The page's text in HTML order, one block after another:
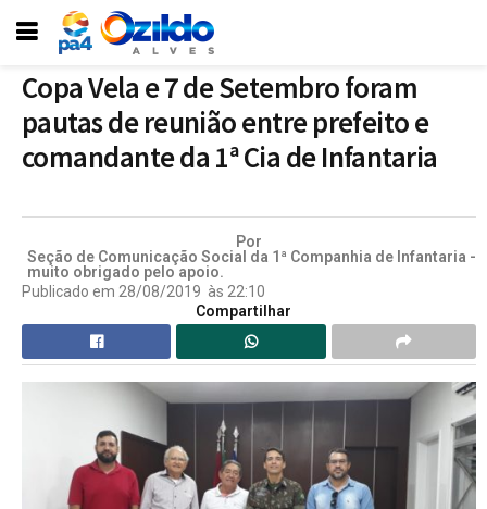
Copa Vela e 7 de Setembro foram
pautas de reunião entre prefeito e
comandante da 1ª Cia de Infantaria
Por
Seção de Comunicação Social da 1ª Companhia de Infantaria -
muito obrigado pelo apoio.
Publicado em 28/08/2019 às 22:10
Compartilhar